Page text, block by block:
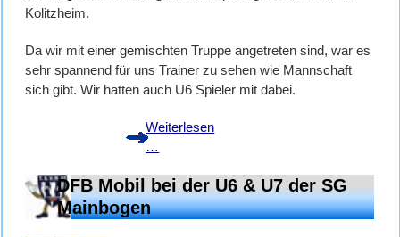
SW04
Kolitzheim.
Da wir mit einer gemischten Truppe angetreten sind, war es
sehr spannend für uns Trainer zu sehen wie Mannschaft
sich gibt. Wir hatten auch U6 Spieler mit dabei.
Weiterlesen
…
Spieltag
in
Kolitzheim
DFB Mobil bei der U6 & U7 der SG
Mainbogen